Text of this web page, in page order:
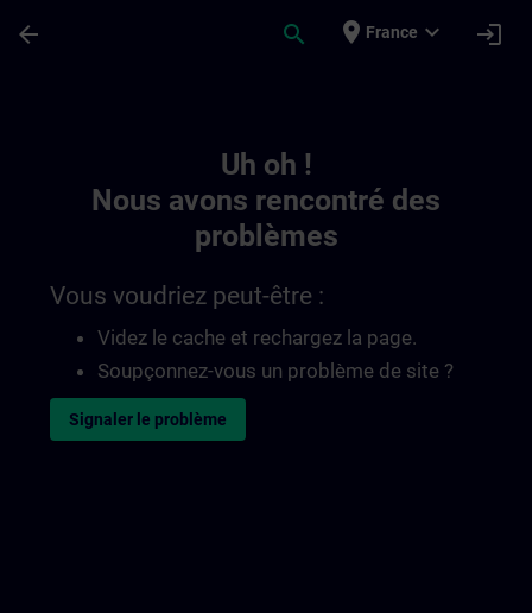
arrow_back search place France expand_more login
Uh oh !
Nous avons rencontré des
problèmes
Vous voudriez peut-être :
Videz le cache et rechargez la page.
Soupçonnez-vous un problème de site ?
Signaler le problème